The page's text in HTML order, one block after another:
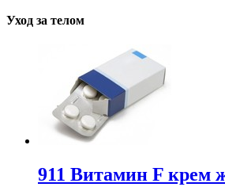
Уход за телом
911 Витамин F крем